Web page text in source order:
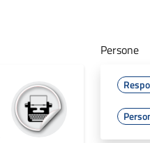
Persone